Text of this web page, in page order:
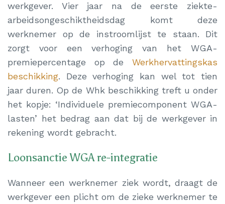
werkgever. Vier jaar na de eerste ziekte-
arbeidsongeschiktheidsdag komt deze
werknemer op de instroomlijst te staan. Dit
zorgt voor een verhoging van het WGA-
premiepercentage op de Werkhervattingskas
beschikking. Deze verhoging kan wel tot tien
jaar duren. Op de Whk beschikking treft u onder
het kopje: ‘Individuele premiecomponent WGA-
lasten’ het bedrag aan dat bij de werkgever in
rekening wordt gebracht.
Loonsanctie WGA re-integratie
Wanneer een werknemer ziek wordt, draagt de
werkgever een plicht om de zieke werknemer te